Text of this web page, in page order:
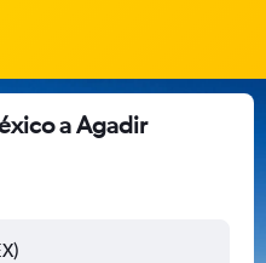
a Agadir